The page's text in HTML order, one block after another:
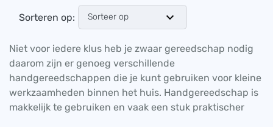
Sorteren op:
Niet voor iedere klus heb je zwaar gereedschap nodig
daarom zijn er genoeg verschillende
handgereedschappen die je kunt gebruiken voor kleine
werkzaamheden binnen het huis. Handgereedschap is
makkelijk te gebruiken en vaak een stuk praktischer